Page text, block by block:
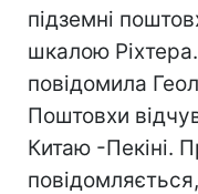
підземні
шкалою
повідомила
Поштовхи
Китаю -Пекіні.